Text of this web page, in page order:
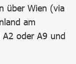
über Wien (via
am
oder A9 und